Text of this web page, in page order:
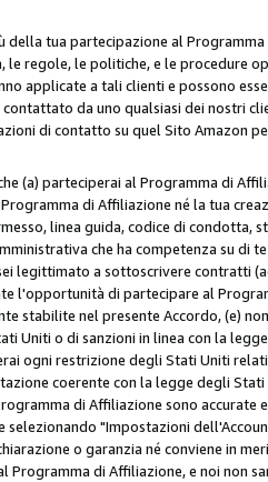
della tua partecipazione al
le regole, le politiche, e le procedure
applicate a tali clienti e possono
contattato da uno qualsiasi dei nostri
di contatto su quel Sito Amazon
(a) parteciperai al Programma di
di Affiliazione né la tua
linea guida, codice di
che ha competenza su di
legittimato a sottoscrivere contratti
l'opportunità di partecipare al
stabilite nel presente Accordo, (e)
Uniti o di sanzioni in linea con la
ogni restrizione degli Stati Uniti
coerente con la legge degli
di Affiliazione sono
selezionando "Impostazioni
o garanzia né conviene in
Programma di Affiliazione, e noi non